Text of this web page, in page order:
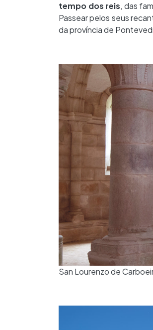
tempo dos reis, das
Passear pelos seus
da província de
San Lourenzo de